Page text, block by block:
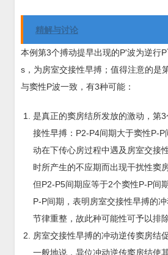
精解与讨论
本例第3个搏动提早出现的P'波为逆行P
s，为房室交接性早搏；值得注意的是
与窦性P波一致，有3种可能：
是真正的窦房结所发放的激动，第
接性早搏：P2-P4间期大于窦性P-
动在下传心房过程中遇及房室交接
时所产生的不应期而出现干扰性窦
但P2-P5间期应等于2个窦性P-P间
P-P间期，表明房室交接性早搏的
节律重整，故此种可能性可予以排除
房室交接性早搏的冲动逆传窦房结
一般地说，异位冲动逆传窦房结使